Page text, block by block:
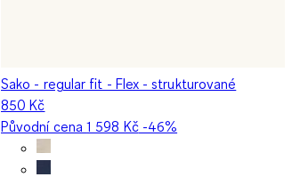
Sako - regular fit - Flex - strukturované
850 Kč
Původní cena1 598 Kč-46%